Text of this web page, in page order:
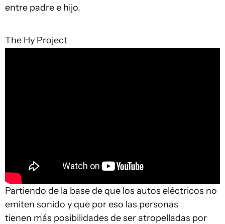
entre padre e hijo.
The Hy Project
Partiendo de la base de que los autos eléctricos no
emiten sonido y que por eso las personas
tienen más posibilidades de ser atropelladas por